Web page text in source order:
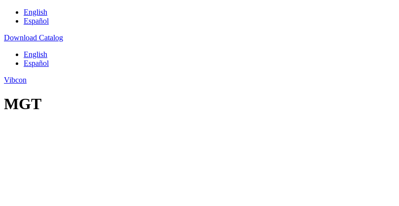
English
Español
Download Catalog
English
Español
Vibcon
MGT